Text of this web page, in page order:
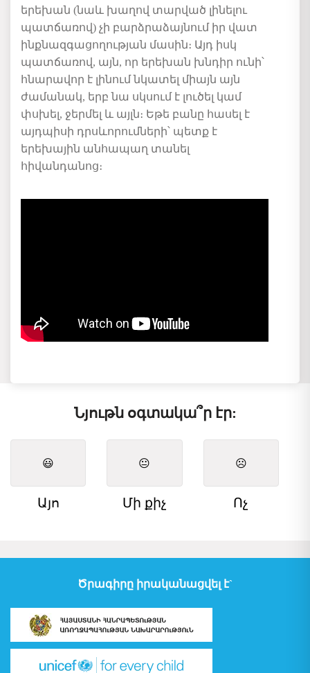
երեխան (նաև խաղով տարված լինելու
պատճառով) չի բարձրաձայնում իր վատ
ինքնազգացողության մասին։ Այդ իսկ
պատճառով, այն, որ երեխան խնդիր ունի՝
հնարավոր է լինում նկատել միայն այն
ժամանակ, երբ նա սկսում է լուծել կամ
փսխել, ջերմել և այլն։ Եթե բանը հասել է
այդպիսի դրսևորումների՝ պետք է
երեխային անհապաղ տանել
հիվանդանոց։
Նյութն օգտակա՞ր էր:
😃
Այո
😐
Մի քիչ
☹️
Ոչ
Ծրագիրը իրականացվել է`